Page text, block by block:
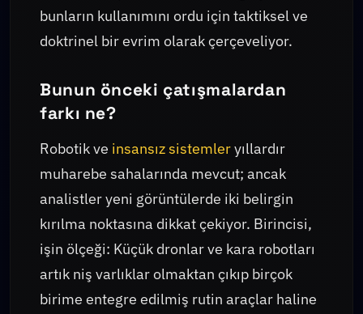
bunların kullanımını ordu için taktiksel ve
doktrinel bir evrim olarak çerçeveliyor.
Bunun önceki çatışmalardan
farkı ne?
Robotik ve insansız sistemleryıllardır
muharebe sahalarında mevcut; ancak
analistler yeni görüntülerde iki belirgin
kırılma noktasına dikkat çekiyor. Birincisi,
işin ölçeği: Küçük dronlar ve kara robotları
artık niş varlıklar olmaktan çıkıp birçok
birime entegre edilmiş rutin araçlar haline